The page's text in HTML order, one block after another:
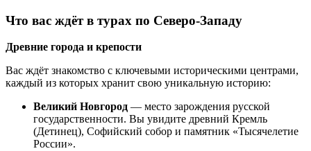
Что вас ждёт в турах по Северо-Западу
Древние города и крепости
Вас ждёт знакомство с ключевыми историческими центрами,
каждый из которых хранит свою уникальную историю:
Великий Новгород — место зарождения русской
государственности. Вы увидите древний Кремль
(Детинец), Софийский собор и памятник «Тысячелетие
России».